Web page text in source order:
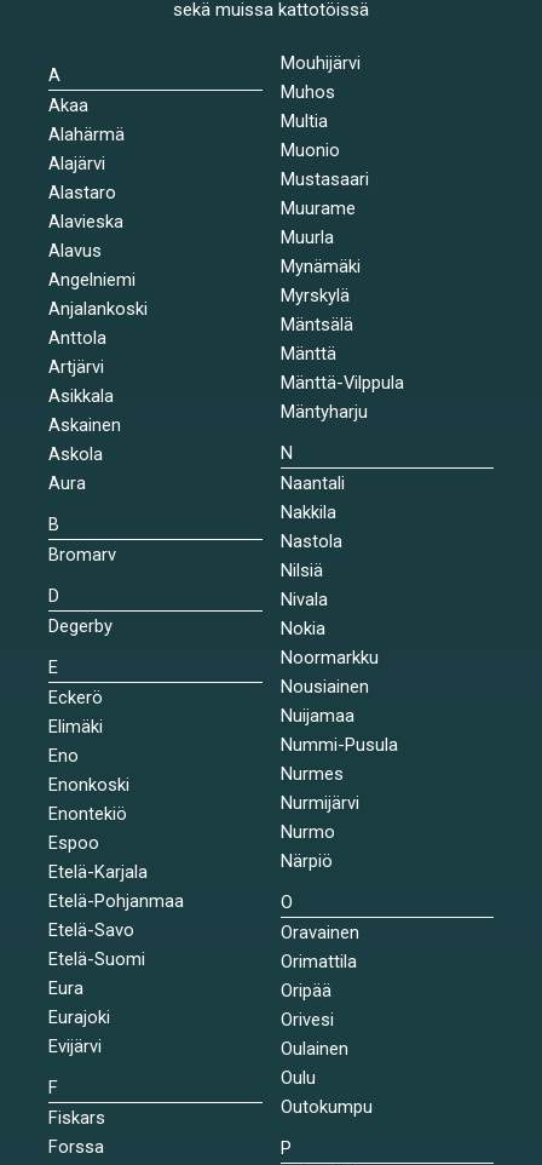
sekä muissa kattotöissä
A
Akaa
Alahärmä
Alajärvi
Alastaro
Alavieska
Alavus
Angelniemi
Anjalankoski
Anttola
Artjärvi
Asikkala
Askainen
Askola
Aura
B
Bromarv
D
Degerby
E
Eckerö
Elimäki
Eno
Enonkoski
Enontekiö
Espoo
Etelä-Karjala
Etelä-Pohjanmaa
Etelä-Savo
Etelä-Suomi
Eura
Eurajoki
Evijärvi
F
Fiskars
Forssa
Mouhijärvi
Muhos
Multia
Muonio
Mustasaari
Muurame
Muurla
Mynämäki
Myrskylä
Mäntsälä
Mänttä
Mänttä-Vilppula
Mäntyharju
N
Naantali
Nakkila
Nastola
Nilsiä
Nivala
Nokia
Noormarkku
Nousiainen
Nuijamaa
Nummi-Pusula
Nurmes
Nurmijärvi
Nurmo
Närpiö
O
Oravainen
Orimattila
Oripää
Orivesi
Oulainen
Oulu
Outokumpu
P